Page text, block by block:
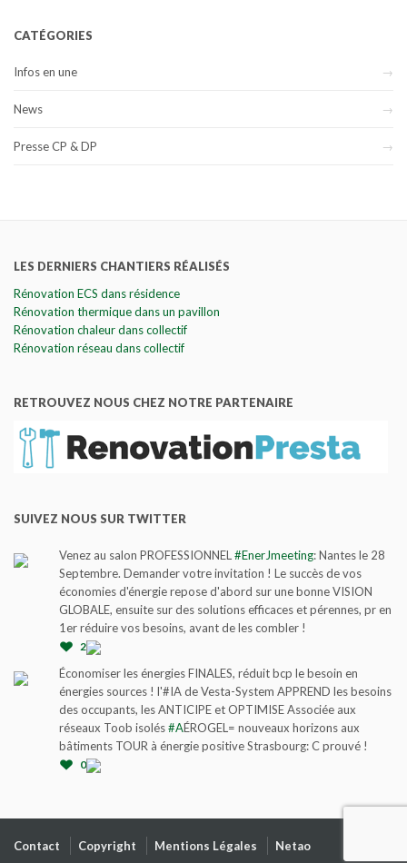
CATÉGORIES
Infos en une
News
Presse CP & DP
LES DERNIERS CHANTIERS RÉALISÉS
Rénovation ECS dans résidence
Rénovation thermique dans un pavillon
Rénovation chaleur dans collectif
Rénovation réseau dans collectif
RETROUVEZ NOUS CHEZ NOTRE PARTENAIRE
SUIVEZ NOUS SUR TWITTER
Venez au salon PROFESSIONNEL #EnerJmeeting: Nantes le 28
Septembre. Demander votre invitation ! Le succès de vos
économies d'énergie repose d'abord sur une bonne VISION
GLOBALE, ensuite sur des solutions efficaces et pérennes, pr en
1er réduire vos besoins, avant de les combler !
2
Économiser les énergies FINALES, réduit bcp le besoin en
énergies sources ! l'#IA de Vesta-System APPREND les besoins
des occupants, les ANTICIPE et OPTIMISE Associée aux
réseaux Toob isolés#AÉROGEL= nouveaux horizons aux
bâtiments TOUR à énergie positive Strasbourg: C prouvé !
0
Contact Copyright Mentions Légales Netao